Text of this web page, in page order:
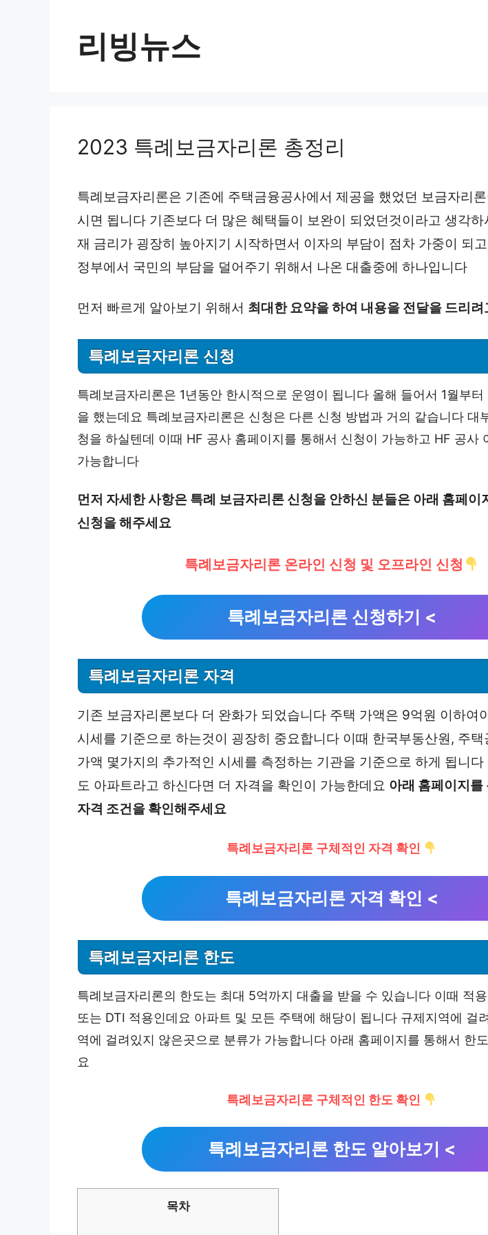
리빙뉴스
2023 특례보금자리론 총정리
특례보금자리론은 기존에 주택금융공사에서 제공을 했었던 보금자리
시면 됩니다 기존보다 더 많은 혜택들이 보완이 되었던것이라고 생각하
재 금리가 굉장히 높아지기 시작하면서 이자의 부담이 점차 가중이 되
정부에서 국민의 부담을 덜어주기 위해서 나온 대출중에 하나입니다
먼저 빠르게 알아보기 위해서 최대한 요약을 하여 내용을 전달을 드리
특례보금자리론 신청
특례보금자리론은 1년동안 한시적으로 운영이 됩니다 올해 들어서 1월부
을 했는데요 특례보금자리론은 신청은 다른 신청 방법과 거의 같습니다 대
청을 하실텐데 이때 HF 공사 홈페이지를 통해서 신청이 가능하고 HF 공사
가능합니다
먼저 자세한 사항은 특례 보금자리론 신청을 안하신 분들은 아래 홈페이
신청을 해주세요
특례보금자리론 온라인 신청 및 오프라인 신청
특례보금자리론 신청하기 <
특례보금자리론 자격
기존 보금자리론보다 더 완화가 되었습니다 주택 가액은 9억원 이하여
시세를 기준으로 하는것이 굉장히 중요합니다 이때 한국부동산원, 주택
가액 몇가지의 추가적인 시세를 측정하는 기관을 기준으로 하게 됩니다
도 아파트라고 하신다면 더 자격을 확인이 가능한데요 아래 홈페이지를
자격 조건을 확인해주세요
특례보금자리론 구체적인 자격 확인
특례보금자리론 자격 확인 <
특례보금자리론 한도
특례보금자리론의 한도는 최대 5억까지 대출을 받을 수 있습니다 이때 적
또는 DTI 적용인데요 아파트 및 모든 주택에 해당이 됩니다 규제지역에 걸
역에 걸려있지 않은곳으로 분류가 가능합니다 아래 홈페이지를 통해서 한
요
특례보금자리론 구체적인 한도 확인
특례보금자리론 한도 알아보기 <
목차